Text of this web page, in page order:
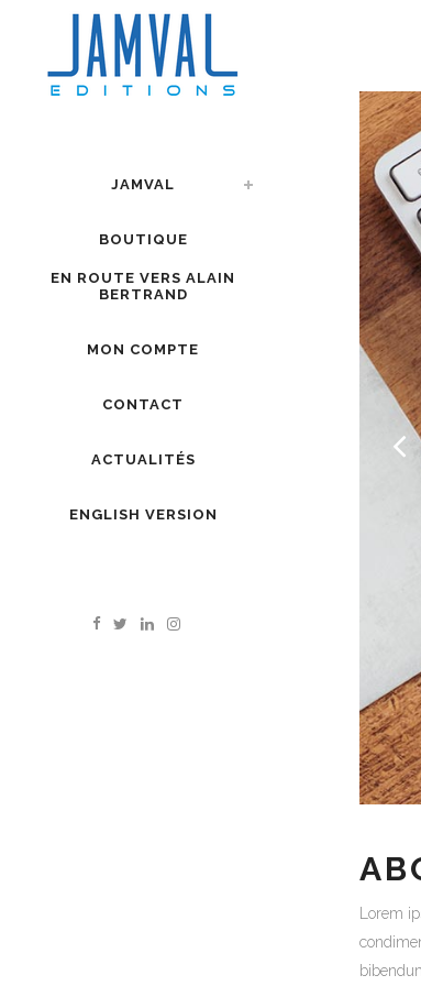
JAMVAL
BOUTIQUE
EN ROUTE VERS ALAIN
BERTRAND
MON COMPTE
CONTACT
ACTUALITÉS
ENGLISH VERSION
Lorem